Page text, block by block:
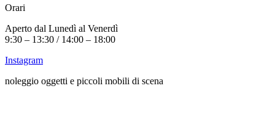
Orari
Aperto dal Lunedì al Venerdì
9:30 – 13:30 / 14:00 – 18:00
Instagram
noleggio oggetti e piccoli mobili di scena